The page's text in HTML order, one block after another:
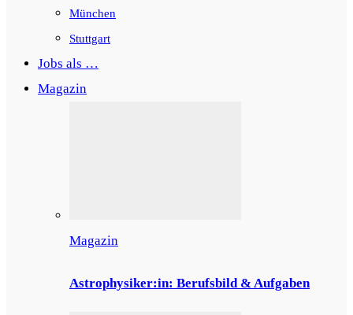
München
Stuttgart
Jobs als …
Magazin
Magazin
Astrophysiker:in: Berufsbild & Aufgaben